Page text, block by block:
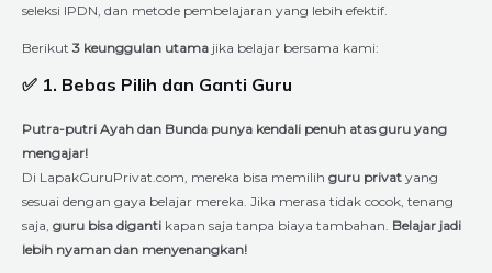
seleksi IPDN, dan metode pembelajaran yang lebih efektif.
Berikut 3 keunggulan utama jika belajar bersama kami:
✅ 1. Bebas Pilih dan Ganti Guru
Putra-putri Ayah dan Bunda punya kendali penuh atas guru yang
mengajar!
Di LapakGuruPrivat.com, mereka bisa memilih guru privat yang
sesuai dengan gaya belajar mereka. Jika merasa tidak cocok, tenang
saja, guru bisa diganti kapan saja tanpa biaya tambahan. Belajar jadi
lebih nyaman dan menyenangkan!